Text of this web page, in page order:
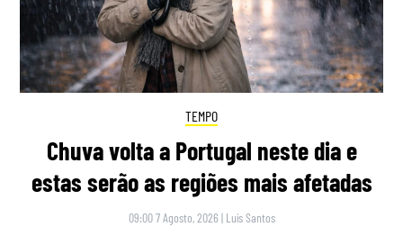
TEMPO
Chuva volta a Portugal neste dia e
estas serão as regiões mais afetadas
09:00 7 Agosto, 2026 | Luís Santos